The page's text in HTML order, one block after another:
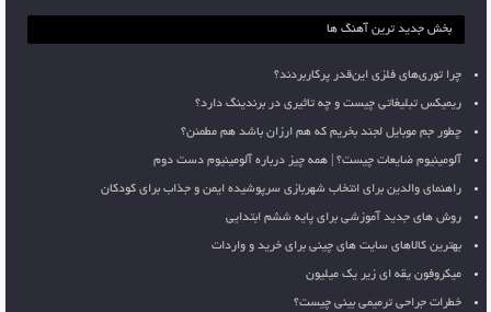
بخش جدید ترین آهنگ ها
چرا توری‌های فلزی این‌قدر پرکاربردند؟
ریمیکس تبلیغاتی چیست و چه تاثیری در برندینگ دارد؟
چطور جم موبایل لجند بخریم که هم ارزان باشد هم مطمئن؟
آلومینیوم ضایعات چیست؟ | همه چیز درباره آلومینیوم دست دوم
راهنمای والدین برای انتخاب شهربازی سرپوشیده ایمن و جذاب برای کودکان
روش های جدید آموزشی برای پایه ششم ابتدایی
بهترین کالاهای سایت های چینی برای خرید و واردات
میکروفون یقه ای زیر یک میلیون
خطرات جراحی ترمیمی بینی چیست؟